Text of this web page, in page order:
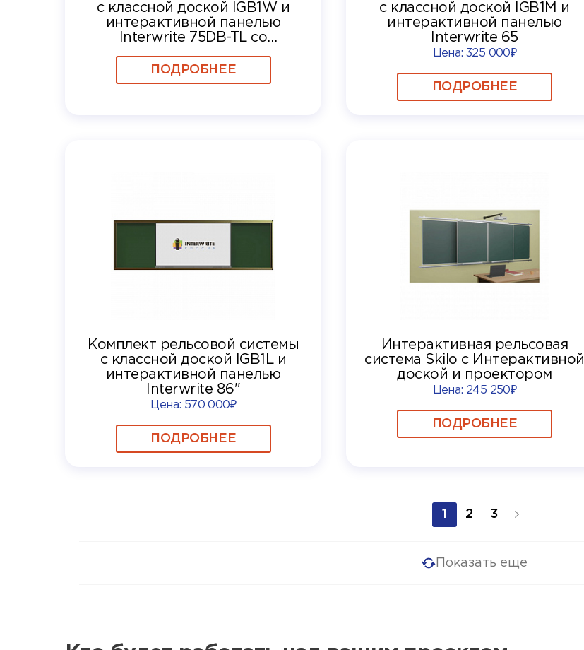
с классной доской IGB1W и
интерактивной панелью
Interwrite 75DB-TL со
блоком OPS i5 8GB, SSD 256 Гб
+ Windows 10 PRO +
ПОДРОБНЕЕ
с классной доской IGB1M и
интерактивной панелью
Interwrite 65
Цена:325 000₽
ПОДРОБНЕЕ
Комплект рельсовой системы
с классной доской IGB1L и
интерактивной панелью
Interwrite 86"
Цена: 570 000₽
ПОДРОБНЕЕ
Интерактивная рельсовая
система Skilo с Интерактивной
доской и проектором
Цена: 245 250₽
ПОДРОБНЕЕ
1 2 3
Показать еще